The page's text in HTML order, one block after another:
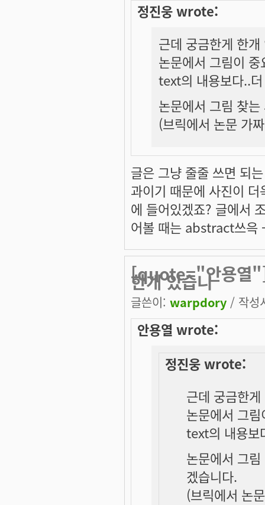
정진웅 wrote:
근데 궁금한게 한
논문에서 그림이 중
text의 내용보다..
논문에서 그림 찾
(브릭에서 논문 가
글은 그냥 줄줄 쓰면 되
과이기 때문에 사진이
에 들어있겠죠? 글에서
어볼 때는 abstract쓰윽
[quote="안용열
한개 있습니
글쓴이: warpdory / 작성
안용열 wrote:
정진웅 wrote:
근데 궁금한
논문에서 그
text의 내용보
논문에서 그
겠습니다.
(브릭에서 논